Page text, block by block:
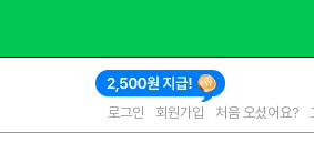
로그인 회원가입 처음 오셨어요?